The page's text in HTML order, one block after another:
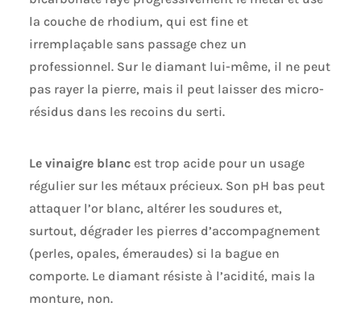
la couche de rhodium, qui est fine et
irremplaçable sans passage chez un
professionnel. Sur le diamant lui-même, il ne peut
pas rayer la pierre, mais il peut laisser des micro-
résidus dans les recoins du serti.
Le vinaigre blancest trop acide pour un usage
régulier sur les métaux précieux. Son pH bas peut
attaquer l’or blanc, altérer les soudures et,
surtout, dégrader les pierres d’accompagnement
(perles, opales, émeraudes) si la bague en
comporte. Le diamant résiste à l’acidité, mais la
monture, non.